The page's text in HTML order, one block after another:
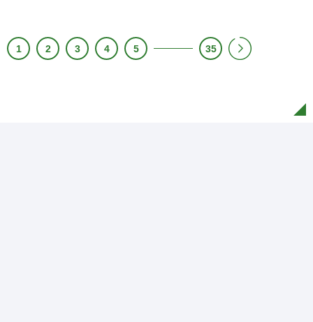
1 2 3 4 5 35